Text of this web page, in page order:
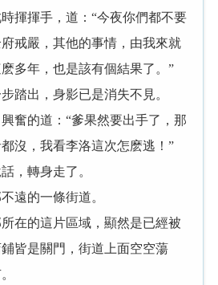
揮手，道：“今夜你們都不要
戒嚴，其他的事情，由我來就
多年，也是該有個結果了。”
出，身影已是消失不見。
的道：“爹果然要出手了，那
沒，我看李洛這次怎麽逃！”
轉身走了。
的一條街道。
的這片區域，顯然是已經被
皆是關門，街道上面空空蕩